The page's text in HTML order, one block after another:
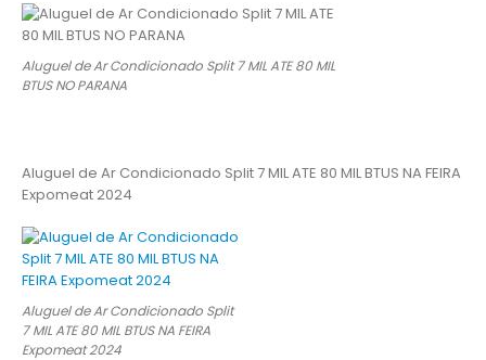
Aluguel de Ar Condicionado Split 7 MIL ATE 80 MIL
BTUS NO PARANA
Aluguel de Ar Condicionado Split 7 MIL ATE 80 MIL BTUS NA FEIRA
Expomeat 2024
Aluguel de Ar Condicionado Split
7 MIL ATE 80 MIL BTUS NA FEIRA
Expomeat 2024